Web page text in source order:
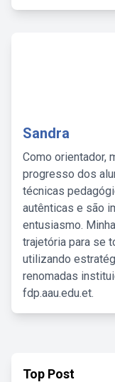
Sandra
Como orientador,
progresso dos
técnicas
autênticas e são
entusiasmo.
trajetória para se
utilizando
renomadas
fdp.aau.edu.et.
Top Post